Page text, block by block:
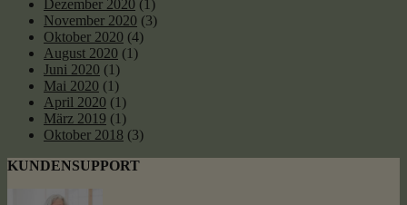
Dezember 2020 (1)
November 2020 (3)
Oktober 2020 (4)
August 2020 (1)
Juni 2020 (1)
Mai 2020 (1)
April 2020 (1)
März 2019 (1)
Oktober 2018 (3)
KUNDENSUPPORT